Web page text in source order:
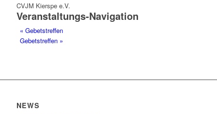
CVJM Kierspe e.V.
Veranstaltungs-Navigation
« Gebetstreffen
Gebetstreffen »
NEWS